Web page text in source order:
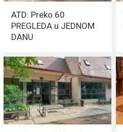
ATD: Preko 60
PREGLEDA u JEDNOM
DANU